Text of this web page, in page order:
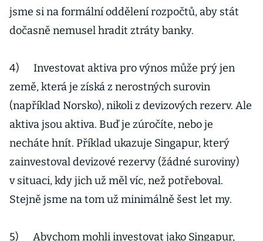
jsme si na formální oddělení rozpočtů, aby stát
dočasně nemusel hradit ztráty banky.
4) Investovat aktiva pro výnos může prý jen
země, která je získá z nerostných surovin
(například Norsko), nikoli z devizových rezerv. Ale
aktiva jsou aktiva. Buď je zúročíte, nebo je
necháte hnít. Příklad ukazuje Singapur, který
zainvestoval devizové rezervy (žádné suroviny)
v situaci, kdy jich už měl víc, než potřeboval.
Stejně jsme na tom už minimálně šest let my.
5) Abychom mohli investovat jako Singapur,